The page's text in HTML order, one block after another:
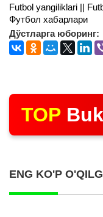
Futbol yangiliklari ||
Футбол хабарлари
Дўстларга юборинг:
TOP
ENG KO'P